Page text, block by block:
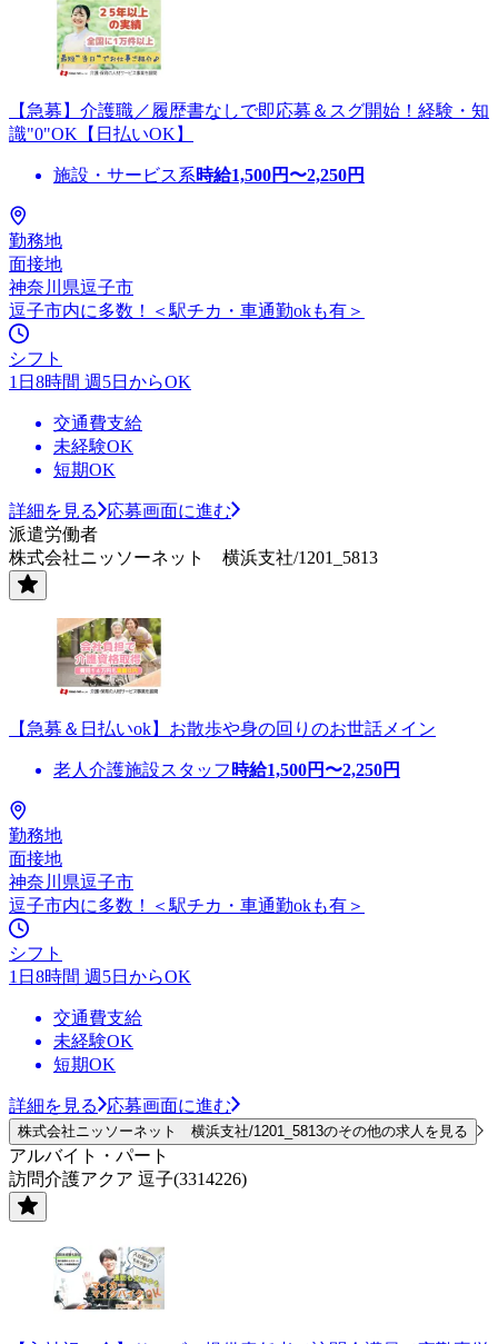
【急募】介護職／履歴書なしで即応募＆スグ開始！経験・知
識"0"OK【日払いOK】
施設・サービス系時給1,500円〜2,250円
勤務地
面接地
神奈川県逗子市
逗子市内に多数！＜駅チカ・車通勤okも有＞
シフト
1日8時間 週5日からOK
交通費支給
未経験OK
短期OK
詳細を見る
応募画面に進む
派遣労働者
株式会社ニッソーネット 横浜支社/1201_5813
【急募＆日払いok】お散歩や身の回りのお世話メイン
老人介護施設スタッフ 時給1,500円〜2,250円
勤務地
面接地
神奈川県逗子市
逗子市内に多数！＜駅チカ・車通勤okも有＞
シフト
1日8時間 週5日からOK
交通費支給
未経験OK
短期OK
詳細を見る 応募画面に進む
株式会社ニッソーネット 横浜支社/1201_5813のその他の求人を見る
アルバイト・パート
訪問介護アクア 逗子(3314226)